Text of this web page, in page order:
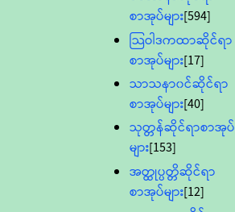
စာအုပ်များ[594]
သြဝါဒကထာဆိုင်ရာ
စာအုပ်များ[17]
သာသနာ၀င်ဆိုင်ရာ
စာအုပ်များ[40]
သုတ္တန်ဆိုင်ရာစာအုပ်
များ[153]
အတ္ထုပ္ပတ္တိဆိုင်ရာ
စာအုပ်များ[12]